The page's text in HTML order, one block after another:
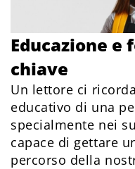
Educazione e
chiave
Un lettore ci
educativo di una
specialmente nei
capace di gettare
percorso della